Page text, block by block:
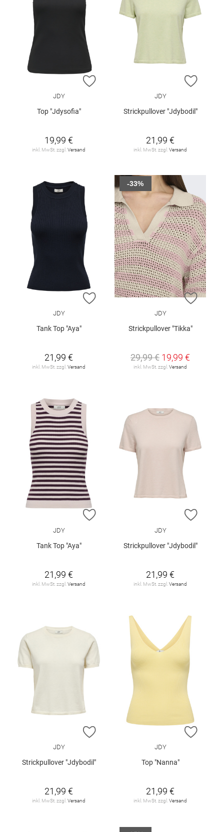
ZUR WUNSCHLISTE HINZUFÜGEN
JDY
Top "Jdysofia"
19,99 €
inkl. MwSt. zzgl. Versand
ZUR
JDY
Strickpullover "Jdybodil"
21,99 €
inkl. MwSt. zzgl. Versand
ZUR WUNSCHLISTE HINZUFÜGEN
JDY
Tank Top "Aya"
21,99 €
inkl. MwSt. zzgl. Versand
ZUR
JDY
Strickpullover "Tikka"
29,99 € 19,99 €
inkl. MwSt. zzgl. Versand
-33%
ZUR WUNSCHLISTE HINZUFÜGEN
JDY
Tank Top "Aya"
21,99 €
inkl. MwSt. zzgl. Versand
ZUR
JDY
Strickpullover "Jdybodil"
21,99 €
inkl. MwSt. zzgl. Versand
ZUR WUNSCHLISTE HINZUFÜGEN
JDY
Strickpullover "Jdybodil"
21,99 €
inkl. MwSt. zzgl.Versand
ZUR
JDY
Top "Nanna"
21,99 €
inkl. MwSt. zzgl.Versand